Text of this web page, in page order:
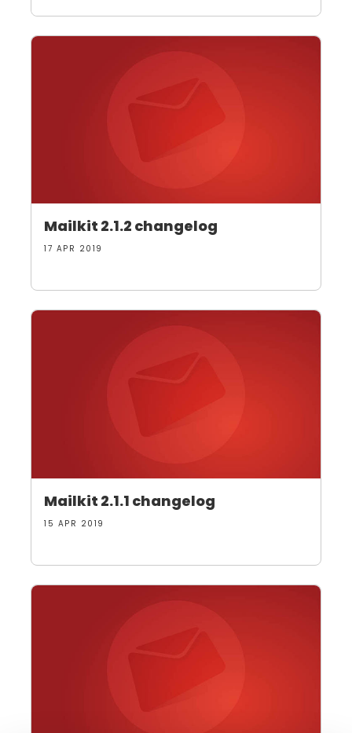
Mailkit 2.1.2 changelog
17 APR 2019
Mailkit 2.1.1 changelog
15 APR 2019